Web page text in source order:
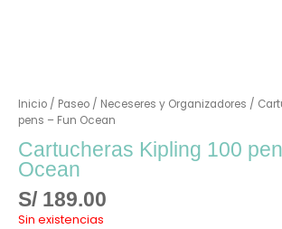
Inicio/ Paseo/ Neceseres y Organizadores /
pens – Fun Ocean
Cartucheras Kipling 100
Ocean
S/189.00
Sin existencias